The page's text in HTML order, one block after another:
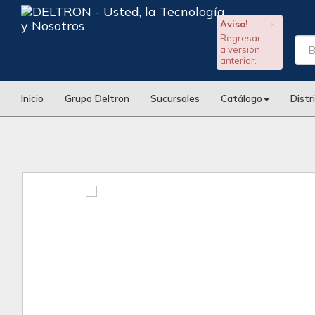
×
Aviso!
Regresar
a versión
anterior.
Inicio Grupo Deltron Sucursales Catálogo